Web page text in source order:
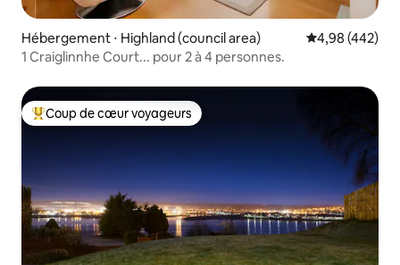
Hébergement ⋅ Highland (council area) Évaluation
4,98 (442)
1 Craiglinnhe Court... pour 2 à 4 personnes.
Coups de cœur voyageurs les plus appréciés
Coup de cœur voyageurs